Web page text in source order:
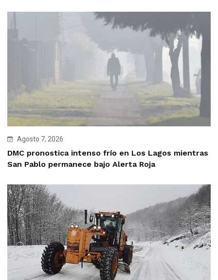
Agosto 7, 2026
DMC pronostica intenso frío en Los Lagos mientras
San Pablo permanece bajo Alerta Roja